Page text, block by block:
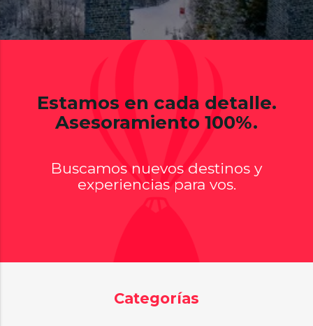
Estamos en cada detalle.
Asesoramiento 100%.
Buscamos nuevos destinos y
experiencias para vos.
Categorías